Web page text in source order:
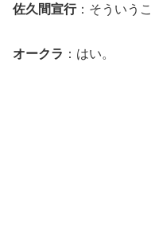
佐久間宣行：そういう
オークラ ：はい。